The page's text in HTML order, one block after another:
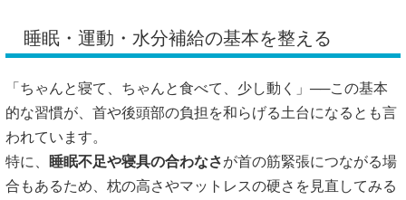
睡眠・運動・水分補給の基本を整える
「ちゃんと寝て、ちゃんと食べて、少し動く」──この基本
的な習慣が、首や後頭部の負担を和らげる土台になるとも言
われています。
特に、
睡眠不足や寝具の合わなさが首の筋緊張につながる場
合もあるため、枕の高さやマットレスの硬さを見直してみる